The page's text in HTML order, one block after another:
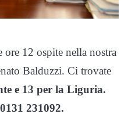
12 ospite nella nostra
Balduzzi. Ci trovate
e 13 per la Liguria.
0131 231092.